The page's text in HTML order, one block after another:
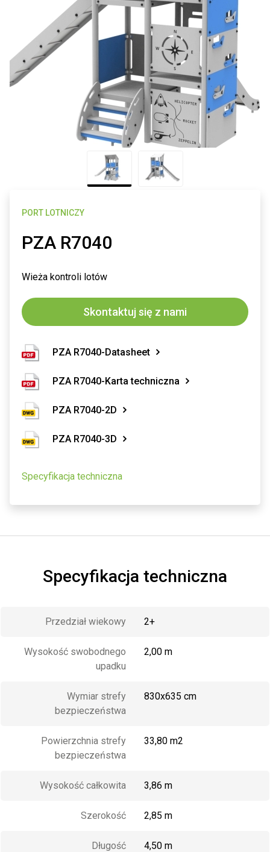
PORT LOTNICZY
PZA R7040
Wieża kontroli lotów
Skontaktuj się z nami
PZA R7040-Datasheet
PZA R7040-Karta techniczna
PZA R7040-2D
PZA R7040-3D
Specyfikacja techniczna
Specyfikacja techniczna
Przedział wiekowy 2+
Wysokość swobodnego
upadku
2,00 m
Wymiar strefy
bezpieczeństwa
830x635 cm
Powierzchnia strefy
bezpieczeństwa
33,80 m2
Wysokość całkowita 3,86 m
Szerokość 2,85 m
Długość 4,50 m